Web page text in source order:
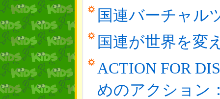
国連バーチャル
国連が世界を変
ACTION FOR
めのアクション